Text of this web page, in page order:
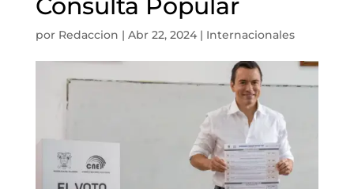
por Redaccion | Abr 22, 2024| Internacionales